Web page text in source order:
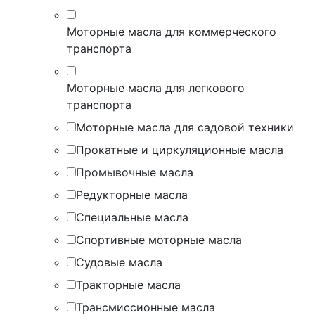
Моторные масла для коммерческого
транспорта
Моторные масла для легкового
транспорта
Моторные масла для садовой техники
Прокатные и циркуляционные масла
Промывочные масла
Редукторные масла
Специальные масла
Спортивные моторные масла
Судовые масла
Тракторные масла
Трансмиссионные масла